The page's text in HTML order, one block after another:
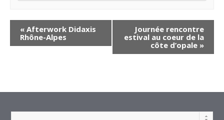
« Afterwork Didaxis
Rhône-Alpes
Journée rencontre
estival au coeur de la
côte d’opale »